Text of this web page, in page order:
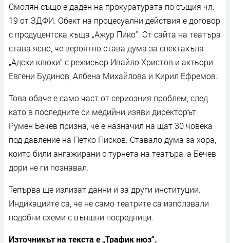
Смолян също е даден на прокуратурата по същия чл.
19 от ЗДФИ. Обект на процесуални действия е договор
с продуцентска къща „Ажур Пико“. От сайта на театъра
става ясно, че вероятно става дума за спектакъла
„Адски клюки“ с режисьор Ивайло Христов и актьори
Евгени Будинов, Албена Михайлова и Кирил Ефремов.
Това обаче е само част от сериозния проблем, след
като в последните си медийни изяви директорът
Румен Бечев призна, че е назначил на щат 30 човека
под давление на Петко Писков. Ставало дума за хора,
които били ангажирани с турнета на театъра, а Бечев
дори не ги познавал.
Тепърва ще излизат данни и за други институции.
Индикациите са, че не само театрите са използвали
подобни схеми с външни посредници.
Източникът на текста е „Трафик нюз“.